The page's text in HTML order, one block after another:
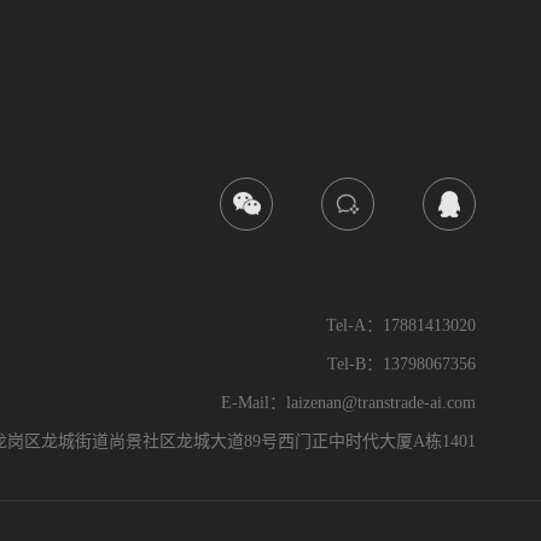
Tel-A：17881413020
Tel-B：13798067356
E-Mail：laizenan@transtrade-ai.com
岗区龙城街道尚景社区龙城大道89号西门正中时代大厦A栋1401